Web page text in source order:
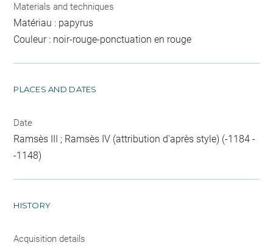
Materials and techniques
Matériau : papyrus
Couleur : noir-rouge-ponctuation en rouge
PLACES AND DATES
Date
Ramsès III ; Ramsès IV (attribution d'après style) (-1184 -
-1148)
HISTORY
Acquisition details